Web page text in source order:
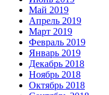
Май 2019
Апрель 2019
Март 2019
Февраль 2019
Январь 2019
Декабрь 2018
Ноябрь 2018
Октябрь 2018